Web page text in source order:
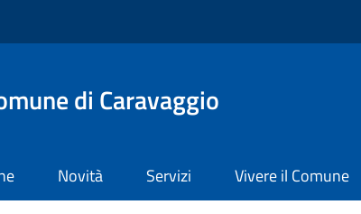
di Caravaggio
Novità Servizi Vivere il Comune